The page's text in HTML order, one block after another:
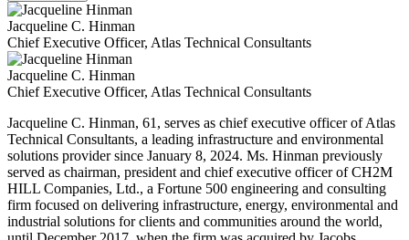
Jacqueline C. Hinman
Chief Executive Officer, Atlas Technical Consultants
Jacqueline C. Hinman
Chief Executive Officer, Atlas Technical Consultants
Jacqueline C. Hinman, 61, serves as chief executive officer of Atlas
Technical Consultants, a leading infrastructure and environmental
solutions provider since January 8, 2024. Ms. Hinman previously
served as chairman, president and chief executive officer of CH2M
HILL Companies, Ltd., a Fortune 500 engineering and consulting
firm focused on delivering infrastructure, energy, environmental and
industrial solutions for clients and communities around the world,